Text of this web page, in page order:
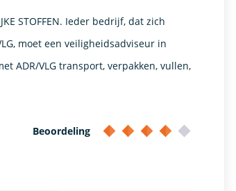
STOFFEN. Ieder bedrijf, dat zich
moet een veiligheidsadviseur in
ADR/VLG transport, verpakken, vullen,
Beoordeling